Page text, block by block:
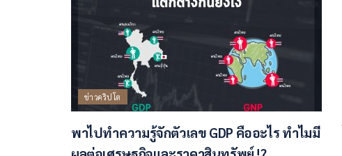
ข่าวคริปโต
พาไปทำความรู้จักตัวเลข GDP คืออะไร ทำไมมี